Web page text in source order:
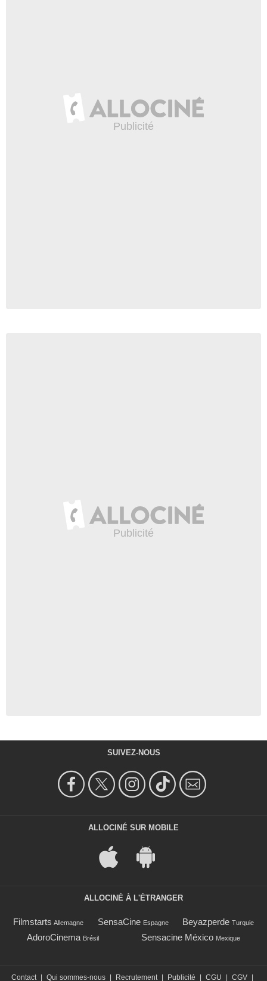
SUIVEZ-NOUS
ALLOCINÉ SUR MOBILE
ALLOCINÉ À L'ÉTRANGER
Filmstarts Allemagne SensaCine Espagne Beyazperde Turquie
AdoroCinema Brésil Sensacine México Mexique
Contact Qui sommes-nous Recrutement Publicité CGU CGV